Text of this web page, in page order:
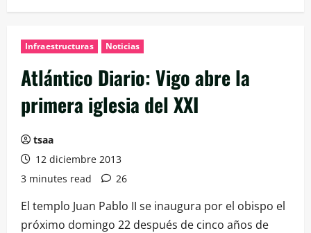
Infraestructuras Noticias
Atlántico Diario: Vigo abre la
primera iglesia del XXI
tsaa
12 diciembre 2013
3 minutes read
26
El templo Juan Pablo II se inaugura por el obispo el
próximo domingo 22 después de cinco años de